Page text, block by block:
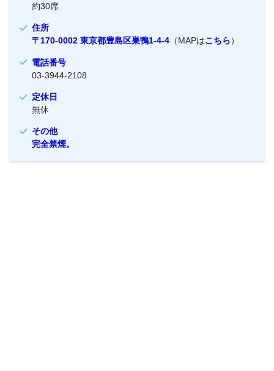
約30席
住所
〒170-0002 東京都豊島区巣鴨1-4-4 （MAPはこちら）
電話番号
03-3944-2108
定休日
無休
その他
完全禁煙。